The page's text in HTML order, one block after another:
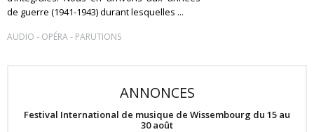
de guerre (1941-1943) durant lesquelles ...
AUDIO - OPÉRA- PARUTIONS
ANNONCES
Festival International de musique de Wissembourg du 15 au
30 août